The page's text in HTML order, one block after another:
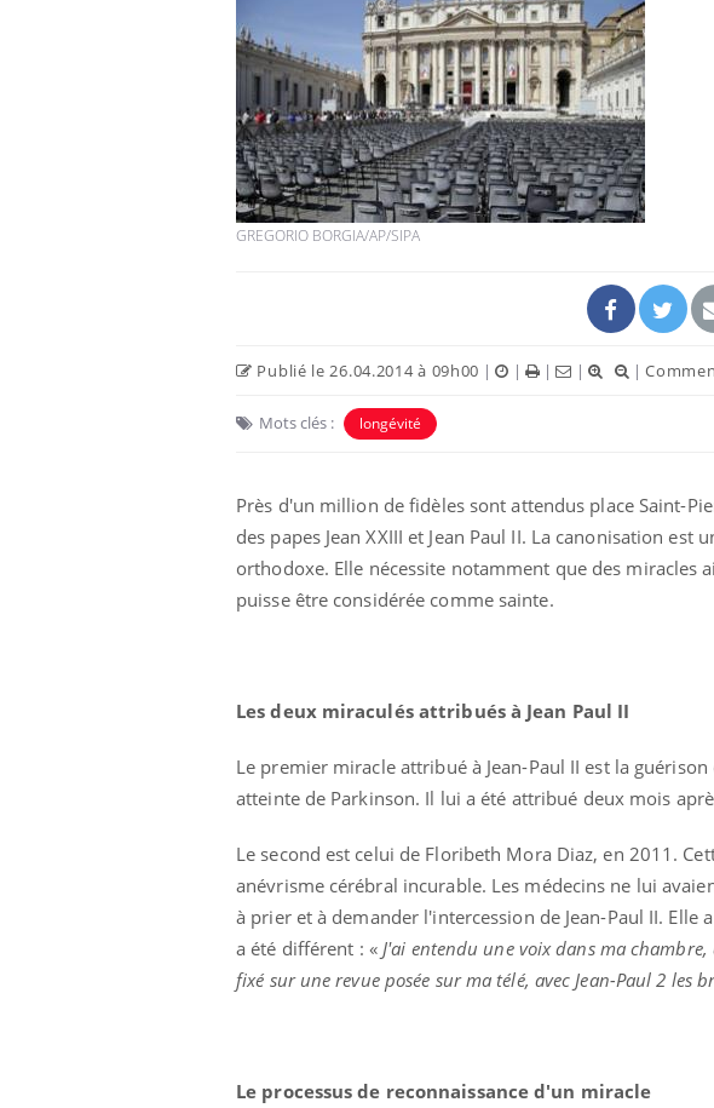
GREGORIO BORGIA/AP/SIPA
Publié le 26.04.2014 à 09h00 | | | | |
Mots clés : longévité
Près d'un million de fidèles sont attendus place Saint-
des papes Jean XXIII et Jean Paul II. La canonisation
orthodoxe. Elle nécessite notamment que des
puisse être considérée comme sainte.
Les deux miraculés attribués à Jean Paul II
Le premier miracle attribué à Jean-Paul II est la
atteinte de Parkinson. Il lui a été attribué deux mois
Le second est celui de Floribeth Mora Diaz, en 2011.
anévrisme cérébral incurable. Les médecins ne lui
à prier et à demander l'intercession de Jean-Paul II.
a été différent : « J'ai entendu une voix dans ma
fixé sur une revue posée sur ma télé, avec Jean-Paul 2 les
Le processus de reconnaissance d'un miracle
naturel attire l'attention
basque